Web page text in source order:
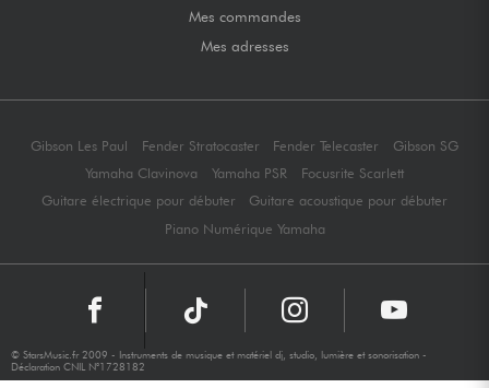
Mes commandes
Mes adresses
Gibson Les Paul Fender Stratocaster Fender Telecaster
Gibson SG
Yamaha Clavinova
Yamaha PSR
Focusrite Scarlett
Guitare électrique pour débuter
Guitare acoustique pour débuter
Piano Numérique Yamaha
© StarsMusic.fr 2009 - Instruments de musique et matériel dj, studio, lumière et sonorisation -
Déclaration CNIL N°1728182